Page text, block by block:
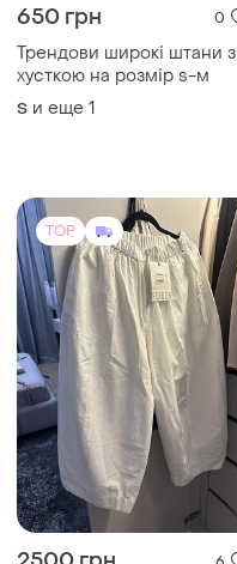
650 грн 0
Трендови широкі штани з
хусткою на розмір s-м
S и еще 1
TOP